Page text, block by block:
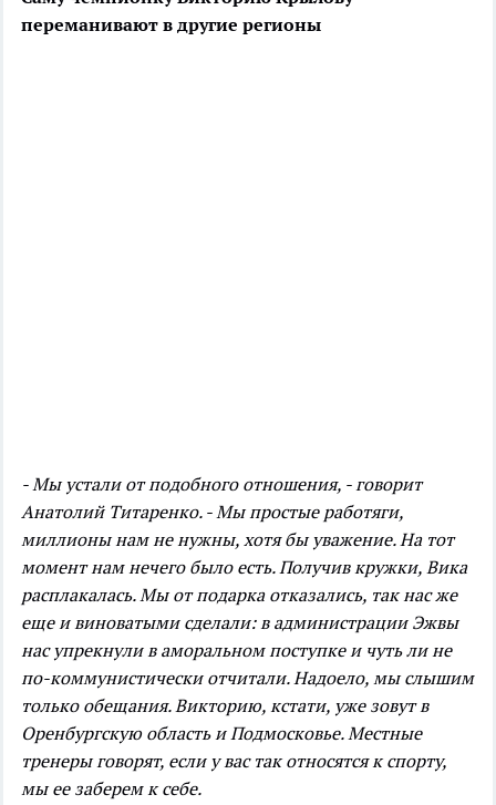
переманивают в другие регионы
- Мы устали от подобного отношения, - говорит
Анатолий Титаренко. - Мы простые работяги,
миллионы нам не нужны, хотя бы уважение. На тот
момент нам нечего было есть. Получив кружки, Вика
расплакалась. Мы от подарка отказались, так нас же
еще и виноватыми сделали: в администрации Эжвы
нас упрекнули в аморальном поступке и чуть ли не
по-коммунистически отчитали. Надоело, мы слышим
только обещания. Викторию, кстати, уже зовут в
Оренбургскую область и Подмосковье. Местные
тренеры говорят, если у вас так относятся к спорту,
мы ее заберем к себе.